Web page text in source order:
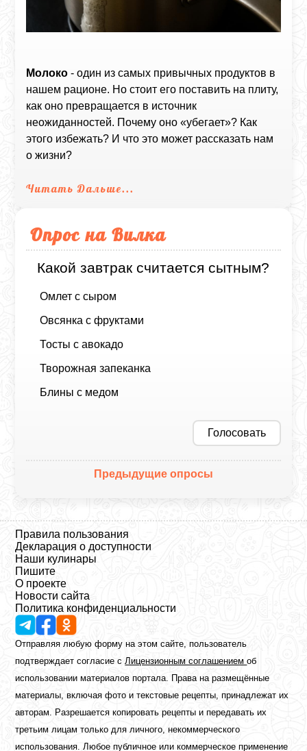
Молоко - один из самых привычных продуктов в
нашем рационе. Но стоит его поставить на плиту,
как оно превращается в источник
неожиданностей. Почему оно «убегает»? Как
этого избежать? И что это может рассказать нам
о жизни?
Читать Дальше...
Опрос на Вилка
Какой завтрак считается сытным?
Омлет с сыром
Овсянка с фруктами
Тосты с авокадо
Творожная запеканка
Блины с медом
Голосовать
Предыдущие опросы
Правила пользования
Декларация о доступности
Наши кулинары
Пишите
О проекте
Новости сайта
Политика конфиденциальности
Отправляя любую форму на этом сайте, пользователь
подтверждает согласие сЛицензионным соглашениемоб
использовании материалов портала. Права на размещённые
материалы, включая фото и текстовые рецепты, принадлежат их
авторам. Разрешается копировать рецепты и передавать их
третьим лицам только для личного, некоммерческого
использования. Любое публичное или коммерческое применение